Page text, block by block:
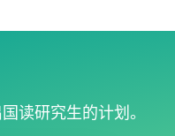
读研究生的计划。